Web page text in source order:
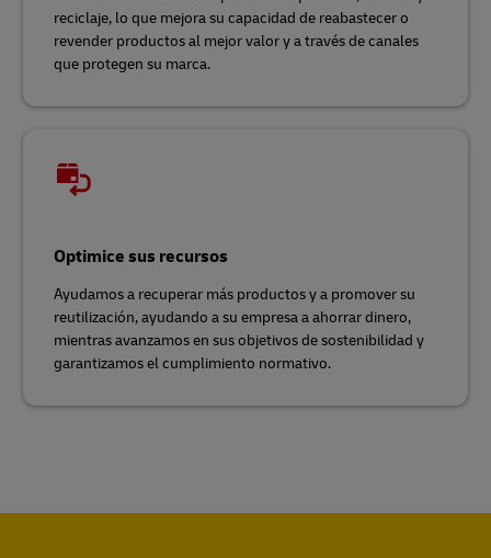
reciclaje, lo que mejora su capacidad de reabastecer o
revender productos al mejor valor y a través de canales
que protegen su marca.
Optimice sus recursos
Ayudamos a recuperar más productos y a promover su
reutilización, ayudando a su empresa a ahorrar dinero,
mientras avanzamos en sus objetivos de sostenibilidad y
garantizamos el cumplimiento normativo.